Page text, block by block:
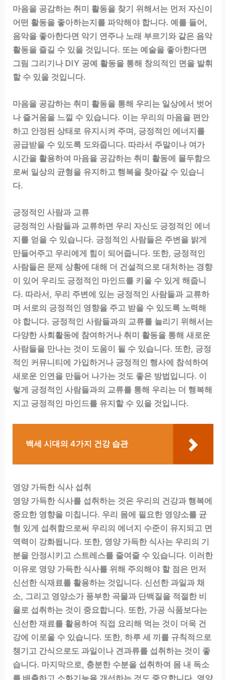
마음을 공감하는 취미 활동을 찾기 위해서는 먼저 자신이
어떤 활동을 좋아하는지를 파악해야 합니다. 예를 들어,
음악을 좋아한다면 악기 연주나 노래 부르기와 같은 음악
활동을 즐길 수 있을 것입니다. 또는 예술을 좋아한다면
그림 그리기나 DIY 공예 활동을 통해 창의적인 면을 발휘
할 수 있을 것입니다.
마음을 공감하는 취미 활동을 통해 우리는 일상에서 벗어
나 즐거움을 느낄 수 있습니다. 이는 우리의 마음을 편안
하고 안정된 상태로 유지시켜 주며, 긍정적인 에너지를
공급받을 수 있도록 도와줍니다. 따라서 주말이나 여가
시간을 활용하여 마음을 공감하는 취미 활동에 몰두함으
로써 일상의 균형을 유지하고 행복을 찾아갈 수 있습니
다.
긍정적인 사람과 교류
긍정적인 사람들과 교류하면 우리 자신도 긍정적인 에너
지를 얻을 수 있습니다. 긍정적인 사람들은 주변을 밝게
만들어주고 우리에게 힘이 되어줍니다. 또한, 긍정적인
사람들은 문제 상황에 대해 더 건설적으로 대처하는 경향
이 있어 우리도 긍정적인 마인드를 키울 수 있게 해줍니
다. 따라서, 우리 주변에 있는 긍정적인 사람들과 교류하
며 서로의 긍정적인 영향을 주고 받을 수 있도록 노력해
야 합니다. 긍정적인 사람들과의 교류를 늘리기 위해서는
다양한 사회활동에 참여하거나 취미 활동을 통해 새로운
사람들을 만나는 것이 도움이 될 수 있습니다. 또한, 긍정
적인 커뮤니티에 가입하거나 긍정적인 행사에 참석하여
새로운 인연을 만들어 나가는 것도 좋은 방법입니다. 이
렇게 긍정적인 사람들과의 교류를 통해 우리는 더 행복해
지고 긍정적인 마인드를 유지할 수 있을 것입니다.
백세 시대의 4가지 건강 습관
영양 가득한 식사 섭취
영양 가득한 식사를 섭취하는 것은 우리의 건강과 행복에
중요한 영향을 미칩니다. 우리 몸에 필요한 영양소를 균
형 있게 섭취함으로써 우리의 에너지 수준이 유지되고 면
역력이 강화됩니다. 또한, 영양 가득한 식사는 우리의 기
분을 안정시키고 스트레스를 줄여줄 수 있습니다. 이러한
이유로 영양 가득한 식사를 위해 주의해야 할 점은 먼저
신선한 식재료를 활용하는 것입니다. 신선한 과일과 채
소, 그리고 영양소가 풍부한 곡물과 단백질을 적절한 비
율로 섭취하는 것이 중요합니다. 또한, 가공 식품보다는
신선한 재료를 활용하여 직접 요리해 먹는 것이 더욱 건
강에 이로울 수 있습니다. 또한, 하루 세 끼를 규칙적으로
챙기고 간식으로도 과일이나 견과류를 섭취하는 것이 좋
습니다. 마지막으로, 충분한 수분을 섭취하여 몸 내 독소